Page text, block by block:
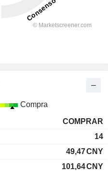
Compra
COMPRAR
14
49,47CNY
101,64CNY